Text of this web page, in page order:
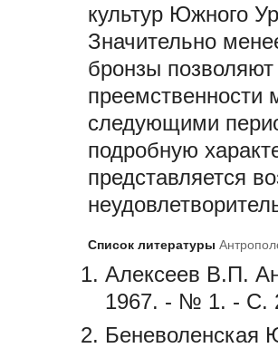
культур Южного
Значительно
бронзы
преемственности
следующими
подробную
представляется
Список литературы
Алексеев В.П.
1967. - № 1. - С.
Беневоленская